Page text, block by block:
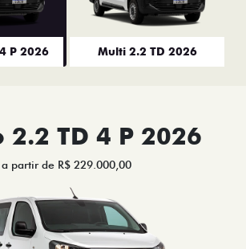
P 2026 Multi 2.2 TD 2026
2.2 TD 4 P 2026
a partir de R$ 229.000,00